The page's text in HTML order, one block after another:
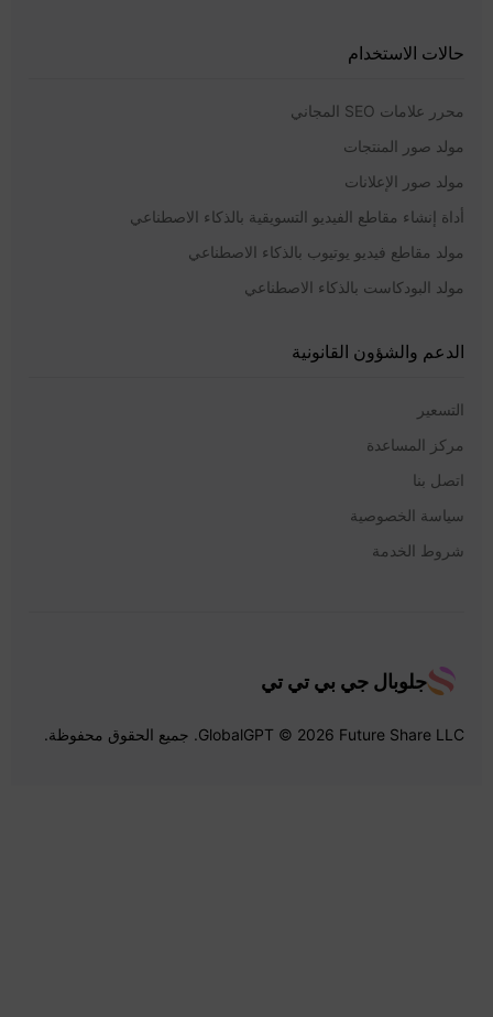
حالات الاستخدام
محرر علامات SEO المجاني
مولد صور المنتجات
مولد صور الإعلانات
أداة إنشاء مقاطع الفيديو التسويقية بالذكاء الاصطناعي
مولد مقاطع فيديو يوتيوب بالذكاء الاصطناعي
مولد البودكاست بالذكاء الاصطناعي
الدعم والشؤون القانونية
التسعير
مركز المساعدة
اتصل بنا
سياسة الخصوصية
شروط الخدمة
جلوبال جي بي تي تي
GlobalGPT © 2026 Future Share LLC. جميع الحقوق محفوظة.